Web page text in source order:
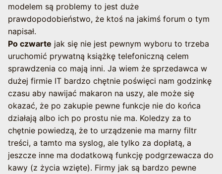
modelem są problemy to jest duże
prawdopodobieństwo, że ktoś na jakimś forum o tym
napisał.
Po czwarte jak się nie jest pewnym wyboru to trzeba
uruchomić prywatną książkę telefoniczną celem
sprawdzenia co mają inni. Ja wiem że sprzedawca w
dużej firmie IT bardzo chętnie poświęci nam godzinkę
czasu aby nawijać makaron na uszy, ale może się
okazać, że po zakupie pewne funkcje nie do końca
działają albo ich po prostu nie ma. Koledzy za to
chętnie powiedzą, że to urządzenie ma marny filtr
treści, a tamto ma syslog, ale tylko za dopłatą, a
jeszcze inne ma dodatkową funkcję podgrzewacza do
kawy (z życia wzięte). Firmy jak są bardzo pewne